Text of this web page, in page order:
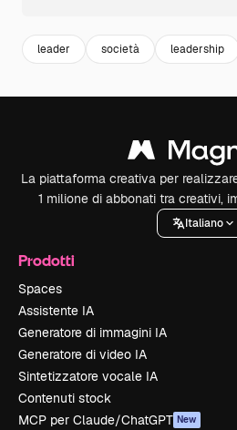
leader società leadership
La piattaforma creativa per
1 milione di abbonati tra creativi,
Italiano
Prodotti
Spaces
Assistente IA
Generatore di immagini IA
Generatore di video IA
Sintetizzatore vocale IA
Contenuti stock
MCP per Claude/ChatGPT New